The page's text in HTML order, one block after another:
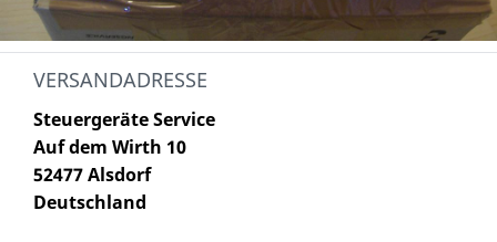
VERSANDADRESSE
Steuergeräte Service
Auf dem Wirth 10
52477 Alsdorf
Deutschland